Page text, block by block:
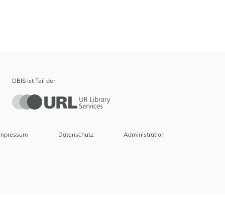
DBIS ist Teil der
Datenschutz Administration